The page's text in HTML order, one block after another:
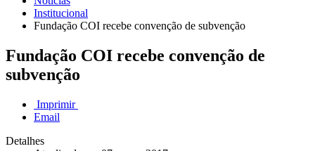
Institucional
Fundação COI recebe convenção de subvenção
Fundação COI recebe convenção de
subvenção
Imprimir
Email
Detalhes